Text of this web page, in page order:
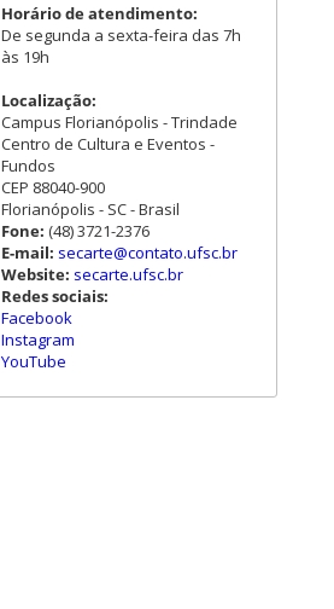
Horário de atendimento:
De segunda a sexta-feira das 7h
às 19h
Localização:
Campus Florianópolis - Trindade
Centro de Cultura e Eventos -
Fundos
CEP 88040-900
Florianópolis - SC - Brasil
Fone: (48) 3721-2376
E-mail: secarte@contato.ufsc.br
Website: secarte.ufsc.br
Redes sociais:
Facebook
Instagram
YouTube